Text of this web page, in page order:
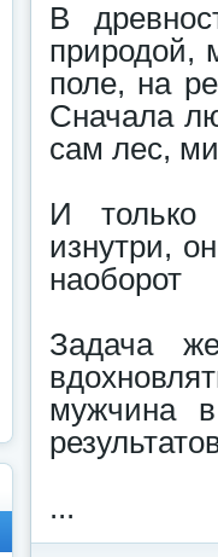
В
природой,
поле, на
Сначала
сам лес,
И только
изнутри,
наоборот
Задача
мужчина
...